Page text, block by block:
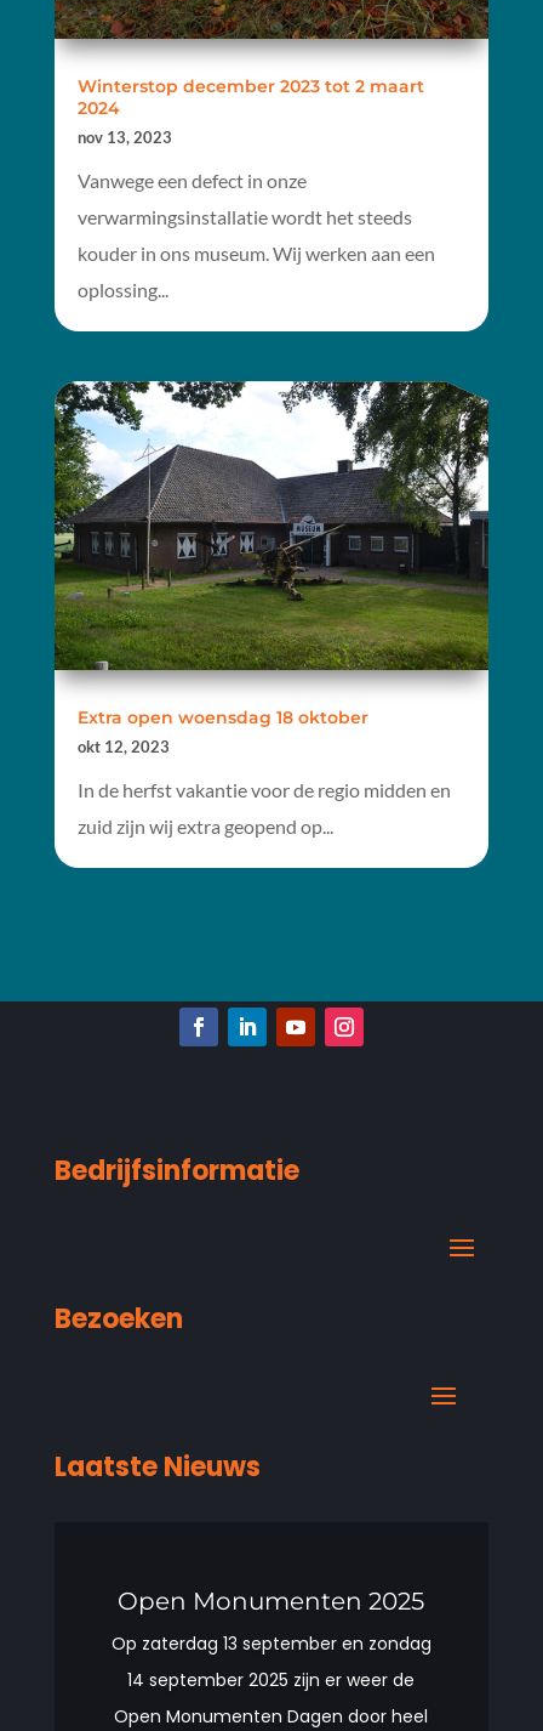
Winterstop december 2023 tot 2 maart
2024
nov 13, 2023
Vanwege een defect in onze
verwarmingsinstallatie wordt het steeds
kouder in ons museum. Wij werken aan een
oplossing...
Extra open woensdag 18 oktober
okt 12, 2023
In de herfst vakantie voor de regio midden en
zuid zijn wij extra geopend op...
Bedrijfsinformatie
Bezoeken
Laatste Nieuws
Open Monumenten 2025
Op zaterdag 13 september en zondag
14 september 2025 zijn er weer de
Open Monumenten Dagen door heel